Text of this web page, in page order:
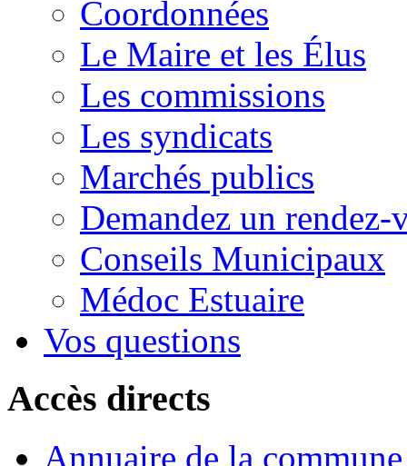
Coordonnées
Le Maire et les Élus
Les commissions
Les syndicats
Marchés publics
Demandez un rendez-
Conseils Municipaux
Médoc Estuaire
Vos questions
Accès directs
Annuaire de la commune